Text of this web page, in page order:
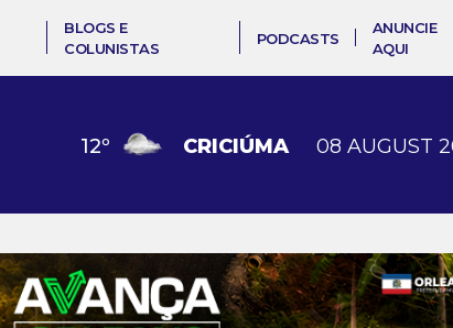
BLOGS E
COLUNISTAS
PODCASTS
ANUNCIE
AQUI
12º CRICIÚMA 08 AUGUST